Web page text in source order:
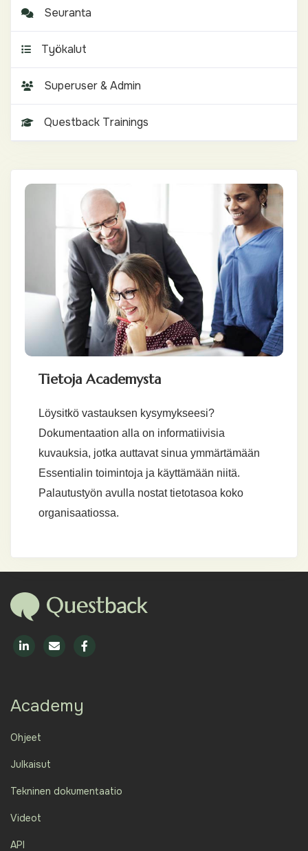
Seuranta
Työkalut
Superuser & Admin
Questback Trainings
Tietoja Academysta
Löysitkö vastauksen kysymykseesi?
Dokumentaation alla on informatiivisia
kuvauksia, jotka auttavat sinua ymmärtämään
Essentialin toimintoja ja käyttämään niitä.
Palautustyön avulla nostat tietotasoa koko
organisaatiossa.
Academy
Ohjeet
Julkaisut
Tekninen dokumentaatio
Videot
API